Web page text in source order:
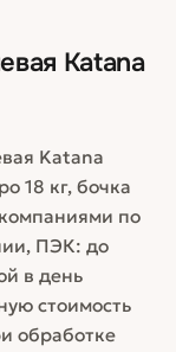
Katana
Katana
18 кг, бочка
по
ПЭК: до
в день
стоимость
обработке